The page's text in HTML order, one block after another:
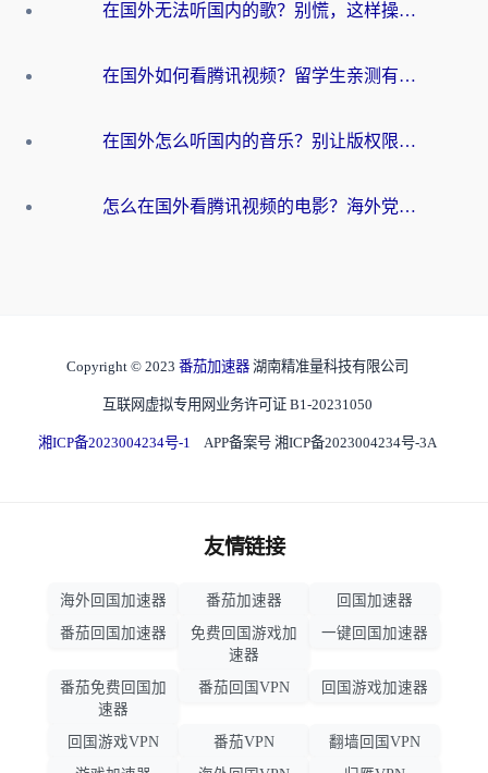
在国外无法听国内的歌？别慌，这样操作就能畅听QQ音乐（附亲测加速器推荐）
在国外如何看腾讯视频？留学生亲测有效的回国加速方案
在国外怎么听国内的音乐？别让版权限制断了你的华语歌单
怎么在国外看腾讯视频的电影？海外党亲测有效的回国加速指南
Copyright © 2023 番茄加速器 湖南精准量科技有限公司
互联网虚拟专用网业务许可证 B1-20231050
湘ICP备2023004234号-1 APP备案号 湘ICP备2023004234号-3A
友情链接
海外回国加速器 番茄加速器
回国加速器
番茄回国加速器
免费回国游戏加
速器
一键回国加速器
番茄免费回国加
速器
番茄回国VPN 回国游戏加速器
回国游戏VPN 番茄VPN
翻墙回国VPN